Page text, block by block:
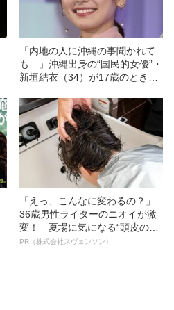
「内地の人に沖縄の事聞かれて
も…」沖縄出身の“国民的女優”・
新垣結衣（34）が17歳のときに
「えっ、こんなに変わるの？」
36歳男性ライターのニオイが激
変！ 夏場に気になる“頭皮のニ
オイ”や“ベタつき”を解消す
PR（株式会社スヴェンソン）